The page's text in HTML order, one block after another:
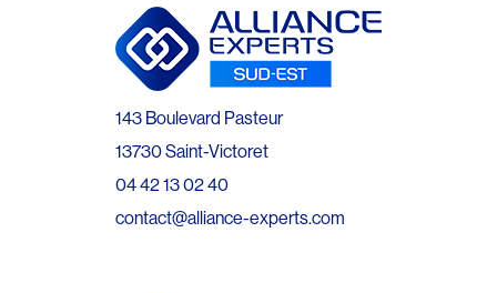
143 Boulevard Pasteur
13730 Saint-Victoret
04 42 13 02 40
contact@alliance-experts.com